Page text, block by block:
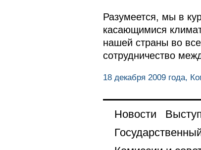
Разумеется, мы в
касающимися
нашей страны во
сотрудничество
18 декабря 2009 года,
Новости